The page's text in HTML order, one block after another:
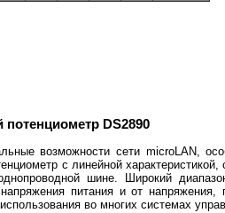
DS2890
возможности сети microLAN,
с линейной
шине. Широкий
питания и от
во многих системах